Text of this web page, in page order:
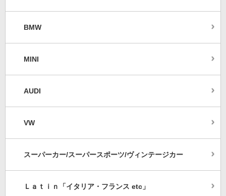
BMW
MINI
AUDI
VW
スーパーカー/スーパースポーツ/ヴィンテージカー
Ｌａｔｉｎ「イタリア・フランス etc」